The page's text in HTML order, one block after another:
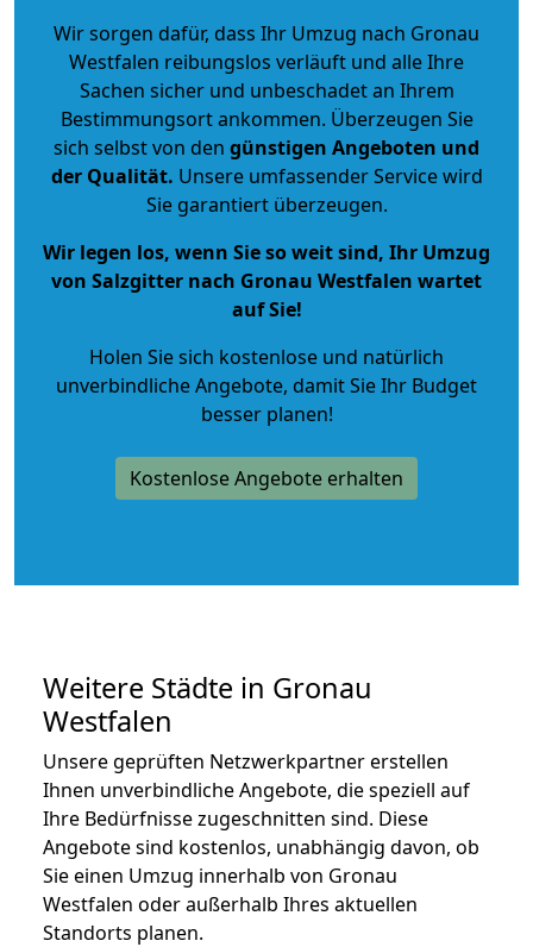
Wir sorgen dafür, dass Ihr Umzug nach Gronau
Westfalen reibungslos verläuft und alle Ihre
Sachen sicher und unbeschadet an Ihrem
Bestimmungsort ankommen. Überzeugen Sie
sich selbst von den günstigen Angeboten und
der Qualität. Unsere umfassender Service wird
Sie garantiert überzeugen.
Wir legen los, wenn Sie so weit sind, Ihr Umzug
von Salzgitter nach Gronau Westfalen wartet
auf Sie!
Holen Sie sich kostenlose und natürlich
unverbindliche Angebote, damit Sie Ihr Budget
besser planen!
Kostenlose Angebote erhalten
Weitere Städte in Gronau
Westfalen
Unsere geprüften Netzwerkpartner erstellen
Ihnen unverbindliche Angebote, die speziell auf
Ihre Bedürfnisse zugeschnitten sind. Diese
Angebote sind kostenlos, unabhängig davon, ob
Sie einen Umzug innerhalb von Gronau
Westfalen oder außerhalb Ihres aktuellen
Standorts planen.